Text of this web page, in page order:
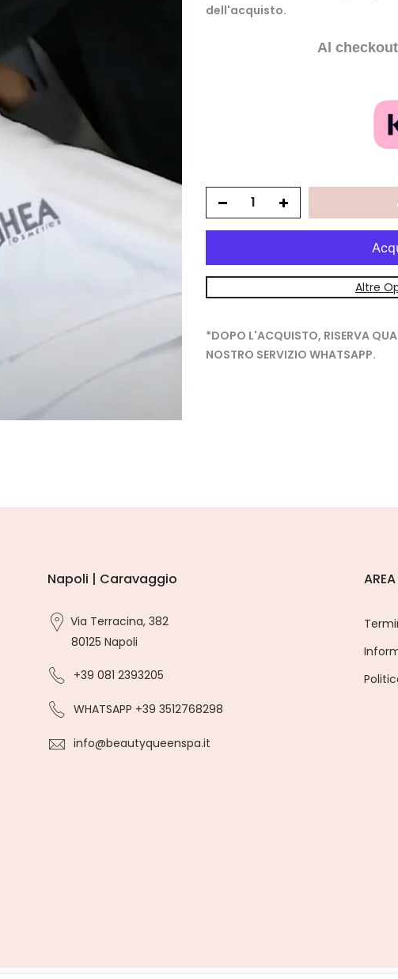
dell'acquisto.
Al
Altre
*DOPO L'ACQUISTO, RISERVA
NOSTRO SERVIZIO WHATSAPP.
Napoli | Caravaggio
Via Terracina, 382
80125 Napoli
+39 081 2393205
WHATSAPP +39 3512768298
info@beautyqueenspa.it
AREA